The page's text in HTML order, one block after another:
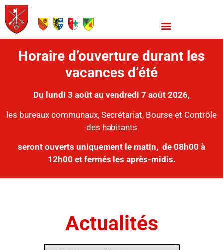
Horaire d’ouverture durant les
vacances d’été
Du lundi 3 août au vendredi 7 août 2026,
les bureaux communaux, Secrétariat, Bourse et Contrôle
des habitants
seront ouverts uniquement le matin, de 08h00 à
12h00 et fermés les après-midis.
Actualités